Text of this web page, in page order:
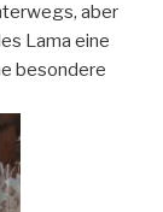
aber
Lama eine
besondere